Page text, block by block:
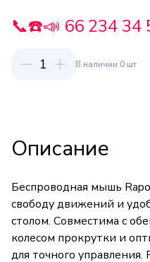
📞☎️📣 66 234 34
1 В наличии 0 шт
Описание
Беспроводная мышь
свободу движений и
столом. Совместима с
колесом прокрутки и
для точного